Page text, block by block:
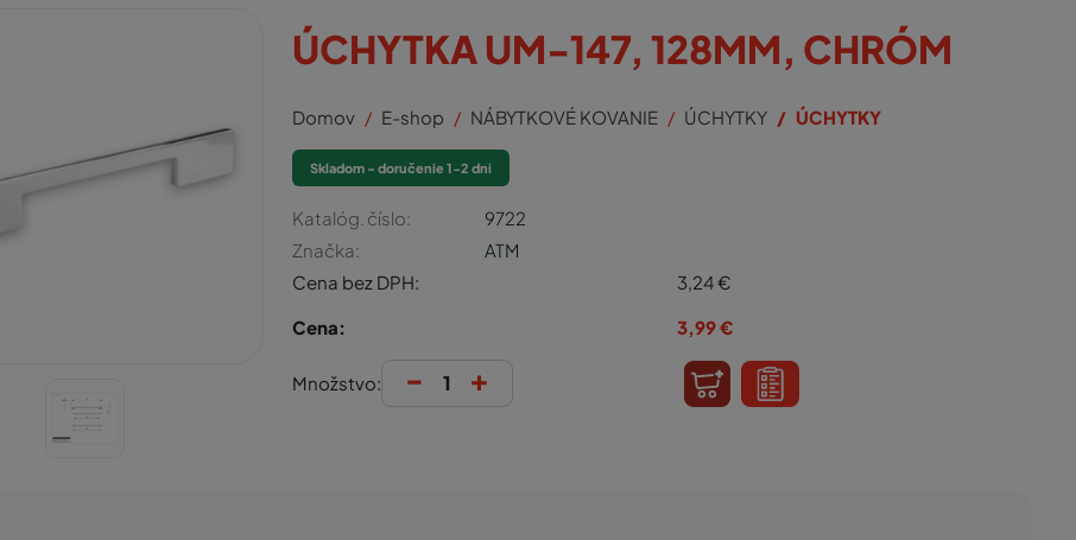
ÚCHYTKA UM-147, 128MM, CHRÓM
Domov E-shop NÁBYTKOVÉ KOVANIE ÚCHYTKY ÚCHYTKY
Skladom - doručenie 1-2 dni
Katalóg. číslo:
9722
Značka:
ATM
Cena bez DPH:
3,24€
Cena:
3,99€
Množstvo: - +